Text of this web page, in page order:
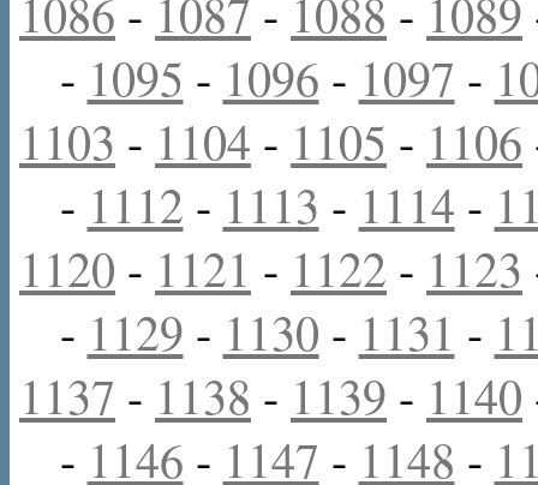
1086 - 1087 - 1088 - 1089
- 1095 - 1096 - 1097 -
1103 - 1104 - 1105 - 1106
- 1112 - 1113 - 1114 -
1120 - 1121 - 1122 - 1123
- 1129 - 1130 - 1131 -
1137 - 1138 - 1139 - 1140
- 1146 - 1147 - 1148 -